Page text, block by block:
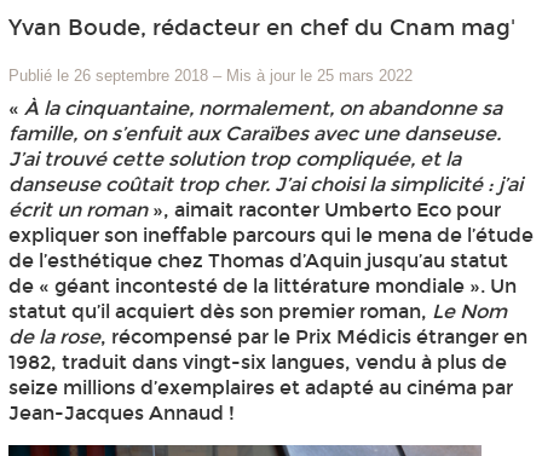
Yvan Boude, rédacteur en chef du Cnam mag'
Publié le 26 septembre 2018 – Mis à jour le 25 mars 2022
« À la cinquantaine, normalement, on abandonne sa
famille, on s’enfuit aux Caraïbes avec une danseuse.
J’ai trouvé cette solution trop compliquée, et la
danseuse coûtait trop cher. J’ai choisi la simplicité : j’ai
écrit un roman», aimait raconter Umberto Eco pour
expliquer son ineffable parcours qui le mena de l’étude
de l’esthétique chez Thomas d’Aquin jusqu’au statut
de « géant incontesté de la littérature mondiale ». Un
statut qu’il acquiert dès son premier roman, Le Nom
de la rose, récompensé par le Prix Médicis étranger en
1982, traduit dans vingt-six langues, vendu à plus de
seize millions d’exemplaires et adapté au cinéma par
Jean-Jacques Annaud !